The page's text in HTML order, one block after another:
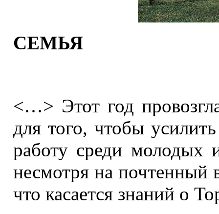
СЕМЬЯ
<…> Этот год
для того, чтобы
работу среди молодых
несмотря на почтенный
что касается знаний о